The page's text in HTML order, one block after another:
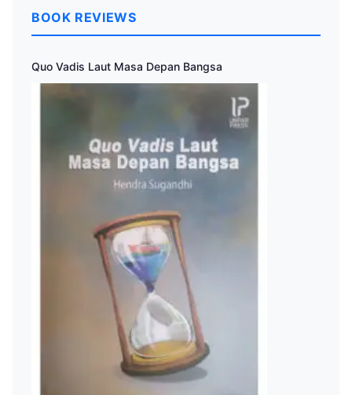
BOOK REVIEWS
Quo Vadis Laut Masa Depan Bangsa